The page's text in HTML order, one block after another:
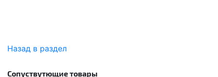
Назад в раздел
Сопуствутющие товары